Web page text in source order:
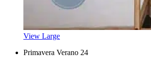
View Large
Primavera Verano 24